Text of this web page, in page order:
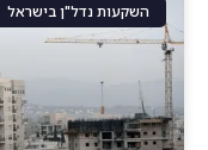
השקעות נדל"ן בישראל